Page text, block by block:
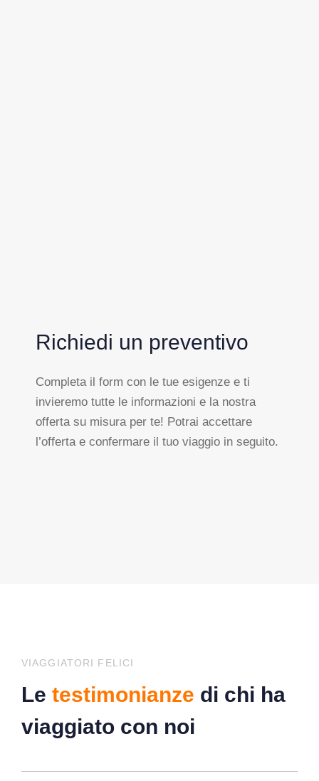
Richiedi un preventivo
Completa il form con le tue esigenze e ti
invieremo tutte le informazioni e la nostra
offerta su misura per te! Potrai accettare
l’offerta e confermare il tuo viaggio in seguito.
VIAGGIATORI FELICI
Le testimonianze di chi ha
viaggiato con noi